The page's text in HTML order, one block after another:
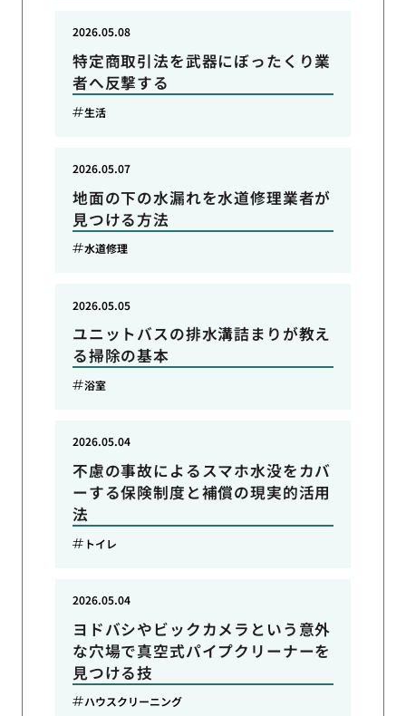
特定商取引法を武器にぼったくり業
者へ反撃する
2026.05.08
生活
地面の下の水漏れを水道修理業者が
見つける方法
2026.05.07
水道修理
ユニットバスの排水溝詰まりが教え
る掃除の基本
2026.05.05
浴室
不慮の事故によるスマホ水没をカバ
ーする保険制度と補償の現実的活用
法
2026.05.04
トイレ
ヨドバシやビックカメラという意外
な穴場で真空式パイプクリーナーを
見つける技
2026.05.04
ハウスクリーニング